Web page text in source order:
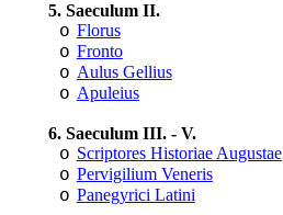
5. Saeculum II.
o Florus
o Fronto
o Aulus Gellius
o Apuleius
6. Saeculum III. - V.
o Scriptores Historiae Augustae
o Pervigilium Veneris
o Panegyrici Latini